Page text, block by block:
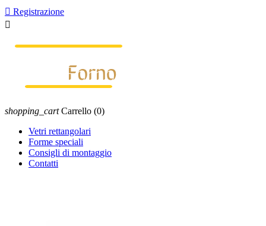
 Registrazione

shopping_cart Carrello (0)
Vetri rettangolari
Forme speciali
Consigli di montaggio
Contatti